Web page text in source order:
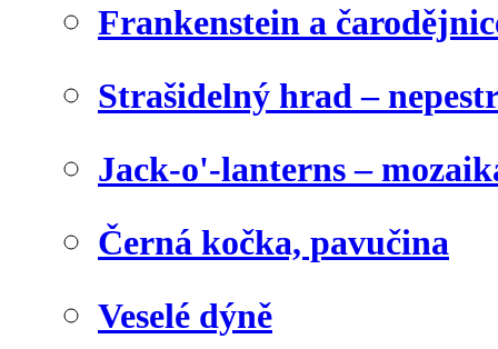
Frankenstein a
Strašidelný hrad –
Jack-o'-lanterns –
Černá kočka, pavučina
Veselé dýně